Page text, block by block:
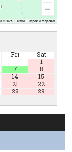
Fri
Sat
1
7
8
14
15
21
22
28
29